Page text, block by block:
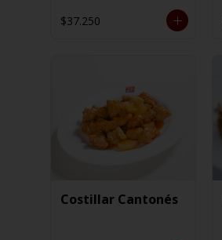
$37.250
Costillar Cantonés